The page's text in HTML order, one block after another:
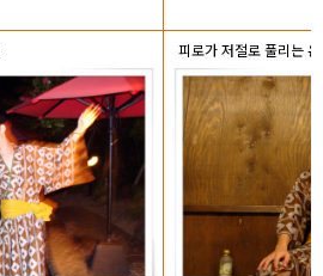
피로가 저절로 풀리는